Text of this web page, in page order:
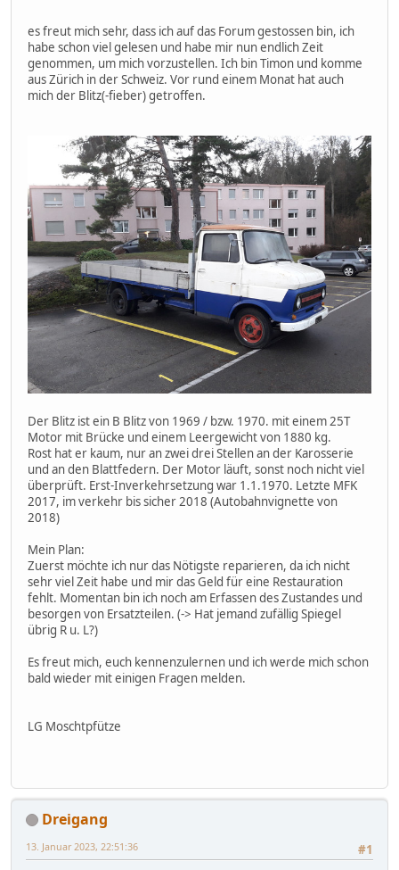
es freut mich sehr, dass ich auf das Forum gestossen bin, ich
habe schon viel gelesen und habe mir nun endlich Zeit
genommen, um mich vorzustellen. Ich bin Timon und komme
aus Zürich in der Schweiz. Vor rund einem Monat hat auch
mich der Blitz(-fieber) getroffen.
Der Blitz ist ein B Blitz von 1969 / bzw. 1970. mit einem 25T
Motor mit Brücke und einem Leergewicht von 1880 kg.
Rost hat er kaum, nur an zwei drei Stellen an der Karosserie
und an den Blattfedern. Der Motor läuft, sonst noch nicht viel
überprüft. Erst-Inverkehrsetzung war 1.1.1970. Letzte MFK
2017, im verkehr bis sicher 2018 (Autobahnvignette von
2018)
Mein Plan:
Zuerst möchte ich nur das Nötigste reparieren, da ich nicht
sehr viel Zeit habe und mir das Geld für eine Restauration
fehlt. Momentan bin ich noch am Erfassen des Zustandes und
besorgen von Ersatzteilen. (-> Hat jemand zufällig Spiegel
übrig R u. L?)
Es freut mich, euch kennenzulernen und ich werde mich schon
bald wieder mit einigen Fragen melden.
LG Moschtpfütze
Dreigang
#1
13. Januar 2023, 22:51:36